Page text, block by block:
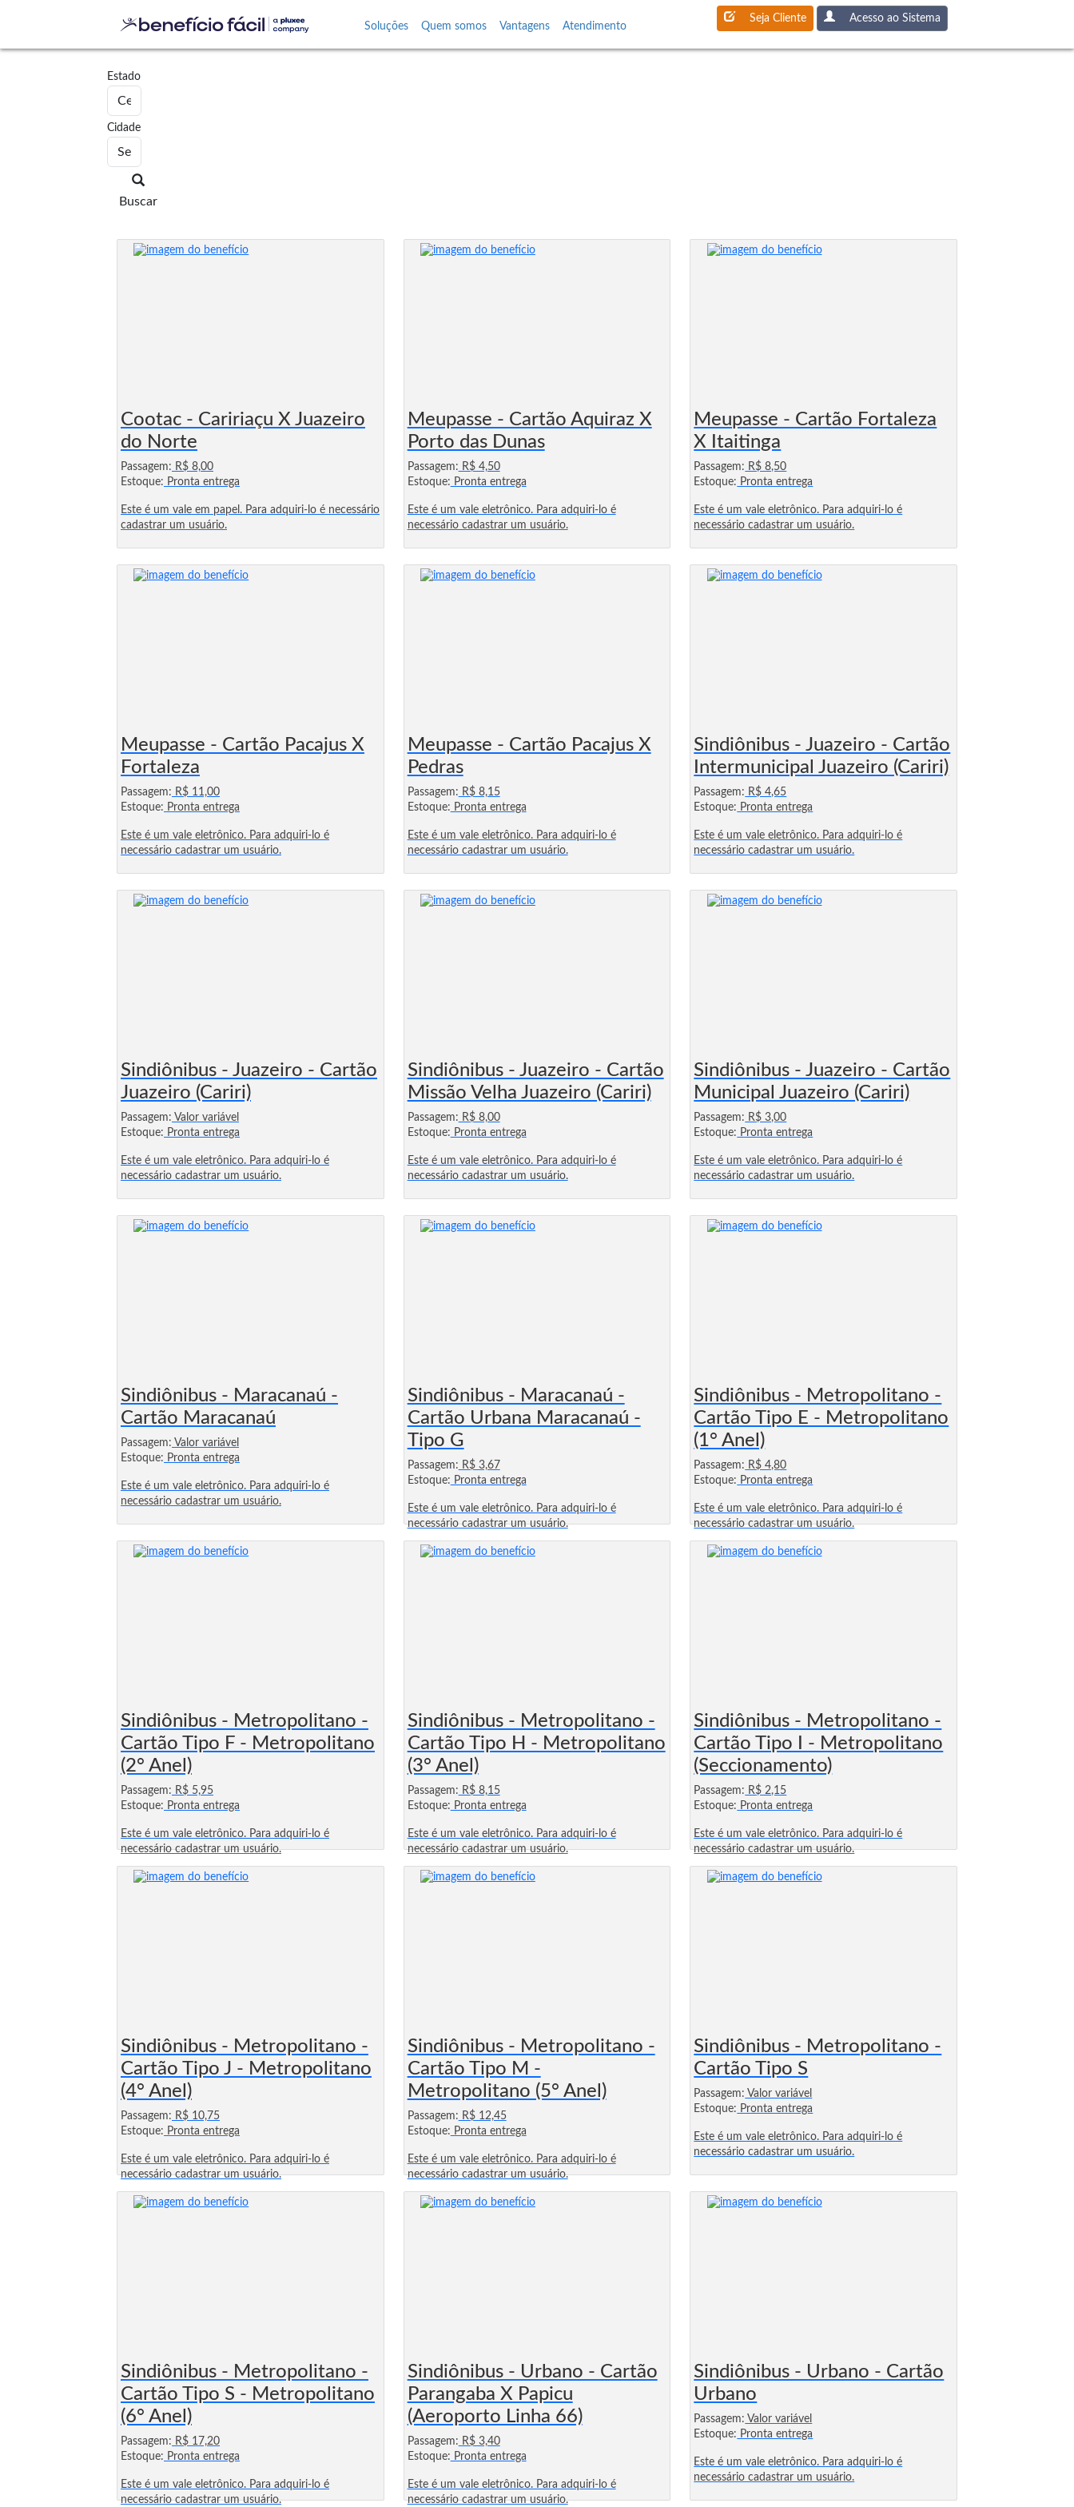
Soluções Quem somos Vantagens Atendimento
Seja Cliente Acesso ao Sistema
Estado
Cidade
Buscar
Cootac - Caririaçu X Juazeiro
do Norte
Passagem: R$ 8,00
Estoque: Pronta entrega
Este é um vale em papel. Para adquiri-lo é necessário
cadastrar um usuário.
Meupasse - Cartão Aquiraz X
Porto das Dunas
Passagem: R$ 4,50
Estoque: Pronta entrega
Este é um vale eletrônico. Para adquiri-lo é
necessário cadastrar um usuário.
Meupasse - Cartão Fortaleza
X Itaitinga
Passagem: R$ 8,50
Estoque: Pronta entrega
Este é um vale eletrônico. Para adquiri-lo é
necessário cadastrar um usuário.
Meupasse - Cartão Pacajus X
Fortaleza
Passagem: R$ 11,00
Estoque: Pronta entrega
Este é um vale eletrônico. Para adquiri-lo é
necessário cadastrar um usuário.
Meupasse - Cartão Pacajus X
Pedras
Passagem: R$ 8,15
Estoque: Pronta entrega
Este é um vale eletrônico. Para adquiri-lo é
necessário cadastrar um usuário.
Sindiônibus - Juazeiro - Cartão
Intermunicipal Juazeiro (Cariri)
Passagem: R$ 4,65
Estoque: Pronta entrega
Este é um vale eletrônico. Para adquiri-lo é
necessário cadastrar um usuário.
Sindiônibus - Juazeiro - Cartão
Juazeiro (Cariri)
Passagem: Valor variável
Estoque: Pronta entrega
Este é um vale eletrônico. Para adquiri-lo é
necessário cadastrar um usuário.
Sindiônibus - Juazeiro - Cartão
Missão Velha Juazeiro (Cariri)
Passagem: R$ 8,00
Estoque: Pronta entrega
Este é um vale eletrônico. Para adquiri-lo é
necessário cadastrar um usuário.
Sindiônibus - Juazeiro - Cartão
Municipal Juazeiro (Cariri)
Passagem: R$ 3,00
Estoque: Pronta entrega
Este é um vale eletrônico. Para adquiri-lo é
necessário cadastrar um usuário.
Sindiônibus - Maracanaú -
Cartão Maracanaú
Passagem: Valor variável
Estoque: Pronta entrega
Este é um vale eletrônico. Para adquiri-lo é
necessário cadastrar um usuário.
Sindiônibus - Maracanaú -
Cartão Urbana Maracanaú -
Tipo G
Passagem: R$ 3,67
Estoque: Pronta entrega
Este é um vale eletrônico. Para adquiri-lo é
necessário cadastrar um usuário.
Sindiônibus - Metropolitano -
Cartão Tipo E - Metropolitano
(1° Anel)
Passagem: R$ 4,80
Estoque: Pronta entrega
Este é um vale eletrônico. Para adquiri-lo é
necessário cadastrar um usuário.
Sindiônibus - Metropolitano -
Cartão Tipo F - Metropolitano
(2° Anel)
Passagem: R$ 5,95
Estoque: Pronta entrega
Este é um vale eletrônico. Para adquiri-lo é
necessário cadastrar um usuário.
Sindiônibus - Metropolitano -
Cartão Tipo H - Metropolitano
(3° Anel)
Passagem: R$ 8,15
Estoque: Pronta entrega
Este é um vale eletrônico. Para adquiri-lo é
necessário cadastrar um usuário.
Sindiônibus - Metropolitano -
Cartão Tipo I - Metropolitano
(Seccionamento)
Passagem: R$ 2,15
Estoque: Pronta entrega
Este é um vale eletrônico. Para adquiri-lo é
necessário cadastrar um usuário.
Sindiônibus - Metropolitano -
Cartão Tipo J - Metropolitano
(4° Anel)
Passagem: R$ 10,75
Estoque: Pronta entrega
Este é um vale eletrônico. Para adquiri-lo é
necessário cadastrar um usuário.
Sindiônibus - Metropolitano -
Cartão Tipo M -
Metropolitano (5° Anel)
Passagem: R$ 12,45
Estoque: Pronta entrega
Este é um vale eletrônico. Para adquiri-lo é
necessário cadastrar um usuário.
Sindiônibus - Metropolitano -
Cartão Tipo S
Passagem: Valor variável
Estoque: Pronta entrega
Este é um vale eletrônico. Para adquiri-lo é
necessário cadastrar um usuário.
Sindiônibus - Metropolitano -
Cartão Tipo S - Metropolitano
(6° Anel)
Passagem: R$ 17,20
Estoque: Pronta entrega
Este é um vale eletrônico. Para adquiri-lo é
necessário cadastrar um usuário.
Sindiônibus - Urbano - Cartão
Parangaba X Papicu
(Aeroporto Linha 66)
Passagem: R$ 3,40
Estoque: Pronta entrega
Este é um vale eletrônico. Para adquiri-lo é
necessário cadastrar um usuário.
Sindiônibus - Urbano - Cartão
Urbano
Passagem: Valor variável
Estoque: Pronta entrega
Este é um vale eletrônico. Para adquiri-lo é
necessário cadastrar um usuário.